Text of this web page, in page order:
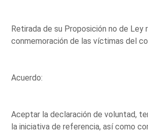
Retirada de su Proposición no de Ley
conmemoración de las víctimas del
Acuerdo:
Aceptar la declaración de voluntad,
la iniciativa de referencia, así como